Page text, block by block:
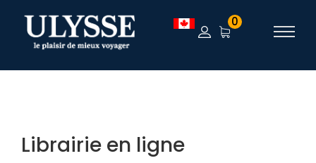
TEST 0
Librairie en ligne